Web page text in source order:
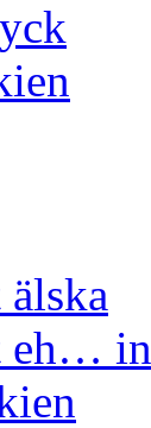
älska
eh…